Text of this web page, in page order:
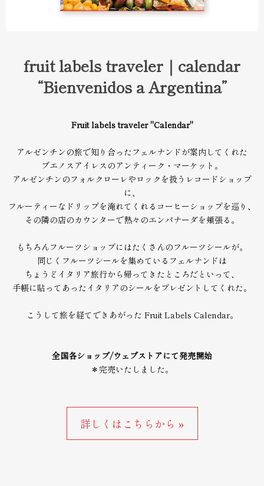
fruit labels traveler｜calendar
“Bienvenidos a Argentina”
Fruit labels traveler "Calendar"
アルゼンチンの旅で知り合ったフェルナンドが案内してくれた
ブエノスアイレスのアンティーク・マーケット。
アルゼンチンのフォルクローレやロックを扱うレコードショップ
に、
フルーティーなドリップを淹れてくれるコーヒーショップを巡り、
その隣の店のカウンターで熱々のエンパナーダを頬張る。
もちろんフルーツショップにはたくさんのフルーツシールが。
同じくフルーツシールを集めているフェルナンドは
ちょうどイタリア旅行から帰ってきたところだといって、
手帳に貼ってあったイタリアのシールをプレゼントしてくれた。
こうして旅を経てできあがった Fruit Labels Calendar。
全国各ショップ/ウェブストアにて発売開始
＊完売いたしました。
詳しくはこちらから »